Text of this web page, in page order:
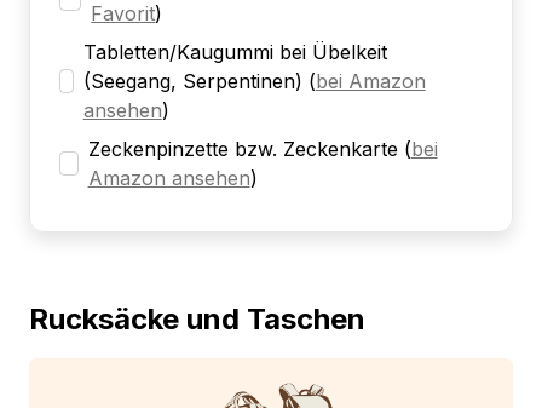
Favorit)
Tabletten/Kaugummi bei Übelkeit
(Seegang, Serpentinen) (bei Amazon
ansehen)
Zeckenpinzette bzw. Zeckenkarte (bei
Amazon ansehen)
Rucksäcke und Taschen